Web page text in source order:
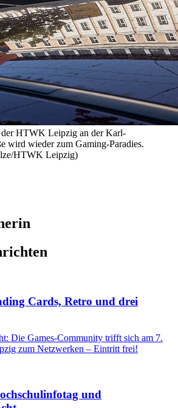
HTWK Leipzig an der Karl-
wird wieder zum Gaming-Paradies.
HTWK Leipzig)
Cards, Retro und drei
Die Games-Community trifft sich am 7.
zum Netzwerken – Eintritt frei!
und